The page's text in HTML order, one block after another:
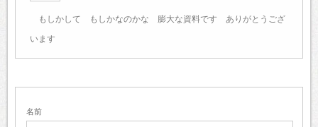
もしかして もしかなのかな 膨大な資料です ありがとうござ
います
名前